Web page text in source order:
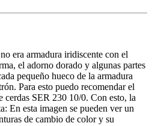
era armadura iridiscente con el
el adorno dorado y algunas partes
pequeño hueco de la armadura
Para esto puedo recomendar el
SER 230 10/0. Con esto, la
En esta imagen se pueden ver un
de cambio de color y su